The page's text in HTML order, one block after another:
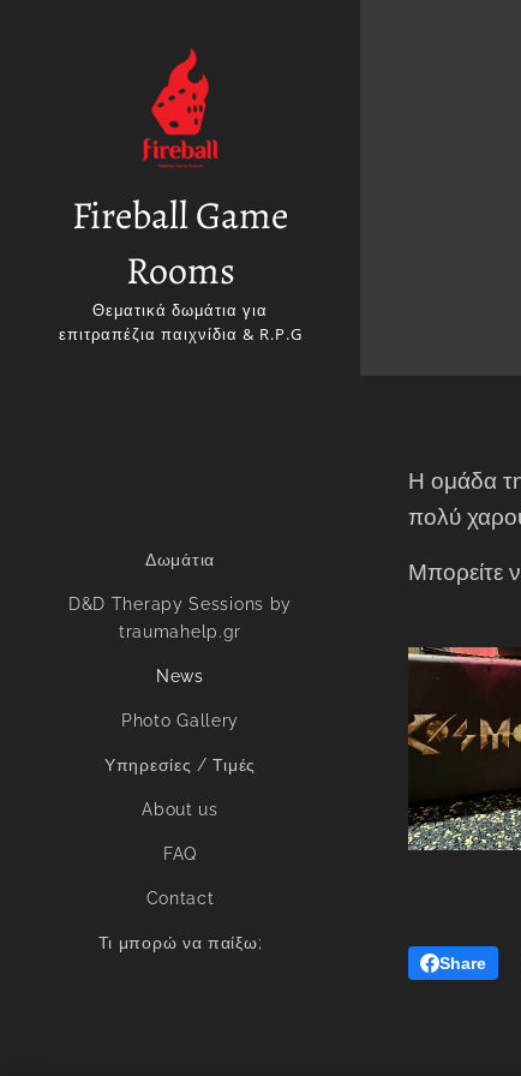
Fireball Game
Rooms
Θεματικά δωμάτια για
επιτραπέζια παιχνίδια & R.P.G
Δωμάτια
D&D Therapy Sessions by
traumahelp.gr
News
Photo Gallery
Υπηρεσίες / Τιμές
About us
FAQ
Contact
Τι μπορώ να παίξω;
Η ομάδα
πολύ
Μπορείτε
Share